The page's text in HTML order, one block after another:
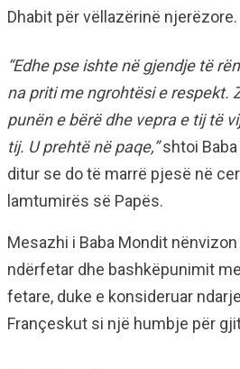
Dhabit për vëllazërinë njerëzore.
“Edhe pse ishte në gjendje të
na priti me ngrohtësi e respekt.
punën e bërë dhe vepra e tij të
tij. U prehtë në paqe,”shtoi Baba
ditur se do të marrë pjesë në
lamtumirës së Papës.
Mesazhi i Baba Mondit
ndërfetar dhe bashkëpunimit
fetare, duke e konsideruar
Françeskut si një humbje për